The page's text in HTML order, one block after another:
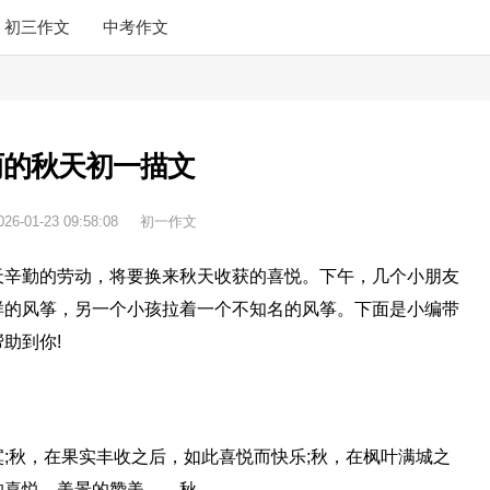
初三作文 中考作文
秋天初一描文
01-23 09:58:08 初一作文
勤的劳动，将要换来秋天收获的喜悦。下午，几个小朋友
风筝，另一个小孩拉着一个不知名的风筝。下面是小编带
到你!
，在果实丰收之后，如此喜悦而快乐;秋，在枫叶满城之